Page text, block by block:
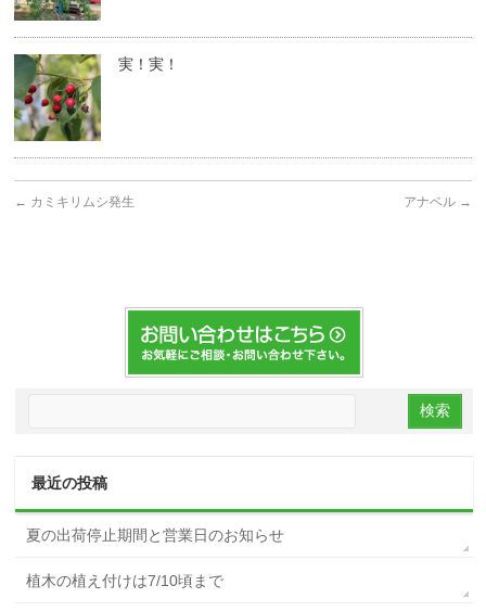
実！実！
← カミキリムシ発生 アナベル →
最近の投稿
夏の出荷停止期間と営業日のお知らせ
植木の植え付けは7/10頃まで